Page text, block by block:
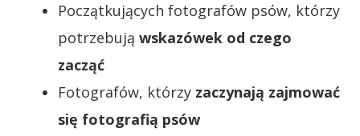
Początkujących fotografów psów, którzy
potrzebują wskazówek od czego
zacząć
Fotografów, którzy zaczynają zajmować
się fotografią psów